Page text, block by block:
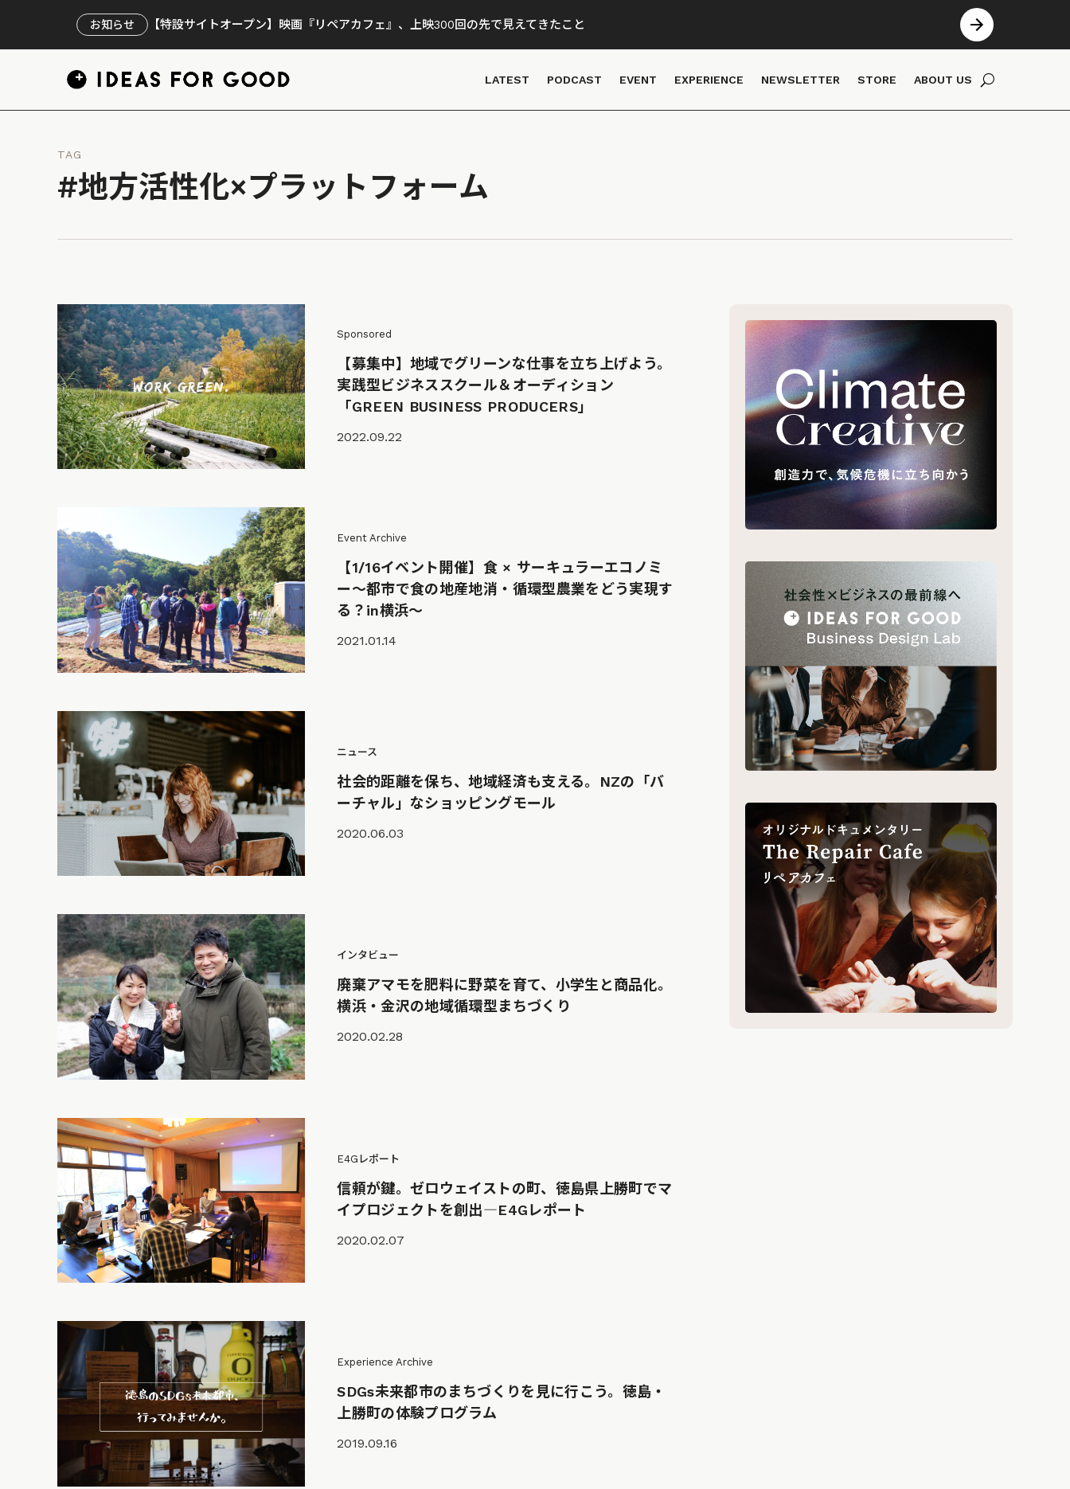
お知らせ 【特設サイトオープン】映画『リペアカフェ』、上映300回の先で見えてきたこと
LATEST PODCAST EVENT EXPERIENCE NEWSLETTER STORE ABOUT US
TAG
#地方活性化×プラットフォーム
Sponsored
【募集中】地域でグリーンな仕事を立ち上げよう。
実践型ビジネススクール＆オーディション
「GREEN BUSINESS PRODUCERS」
2022.09.22
Event Archive
【1/16イベント開催】食 × サーキュラーエコノミ
ー～都市で食の地産地消・循環型農業をどう実現す
る？in横浜〜
2021.01.14
ニュース
社会的距離を保ち、地域経済も支える。NZの「バ
ーチャル」なショッピングモール
2020.06.03
インタビュー
廃棄アマモを肥料に野菜を育て、小学生と商品化。
横浜・金沢の地域循環型まちづくり
2020.02.28
E4Gレポート
信頼が鍵。ゼロウェイストの町、徳島県上勝町でマ
イプロジェクトを創出―E4Gレポート
2020.02.07
Experience Archive
SDGs未来都市のまちづくりを見に行こう。徳島・
上勝町の体験プログラム
2019.09.16